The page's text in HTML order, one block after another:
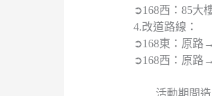
➲168西：85大
4.改道路線：
➲168東：原
➲168西：原路
活動期間造